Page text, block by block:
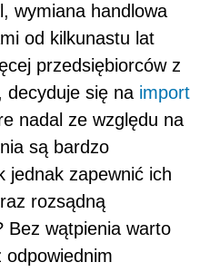
wymiana handlowa
od kilkunastu lat
przedsiębiorców z
decyduje się na import
nadal ze względu na
są bardzo
jednak zapewnić ich
rozsądną
Bez wątpienia warto
odpowiednim